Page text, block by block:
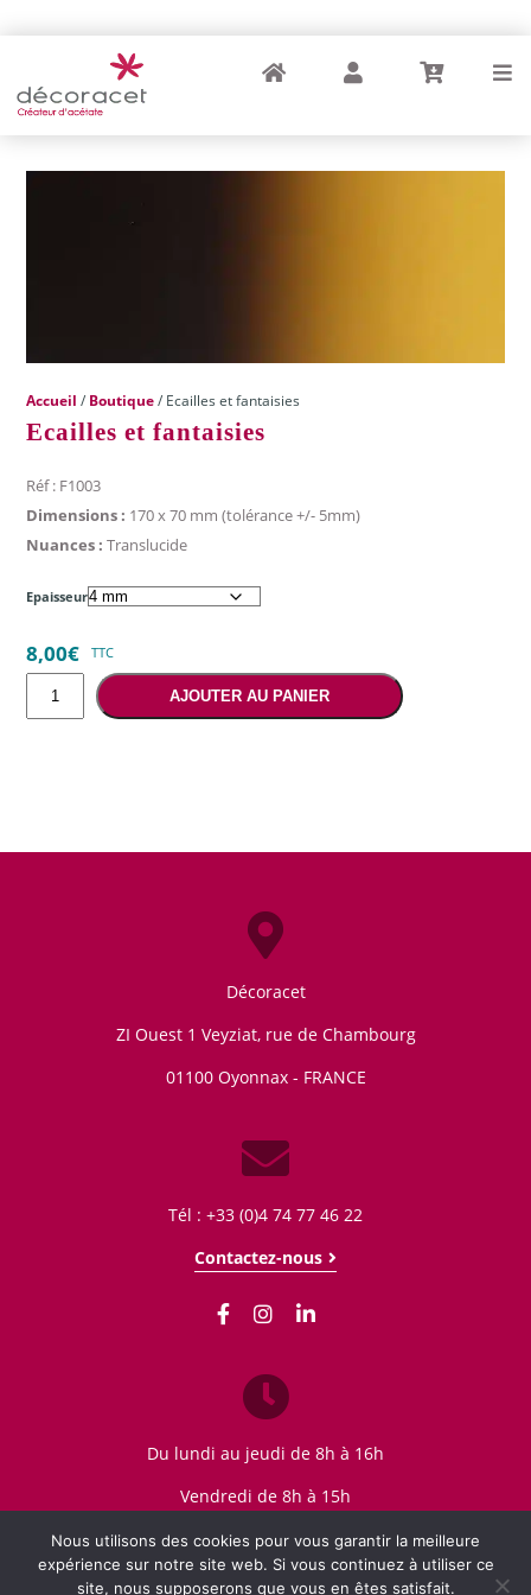
Accueil / Boutique/ Ecailles et fantaisies
Ecailles et fantaisies
Réf : F1003
Dimensions : 170 x 70 mm (tolérance +/- 5mm)
Nuances :Translucide
Epaisseur
8,00€
TTC
AJOUTER AU PANIER
Décoracet
ZI Ouest 1 Veyziat, rue de Chambourg
01100 Oyonnax - FRANCE
Tél : +33 (0)4 74 77 46 22
Contactez-nous
Du lundi au jeudi de 8h à 16h
Vendredi de 8h à 15h
Nous utilisons des cookies pour vous garantir la meilleure
expérience sur notre site web. Si vous continuez à utiliser ce
site, nous supposerons que vous en êtes satisfait.